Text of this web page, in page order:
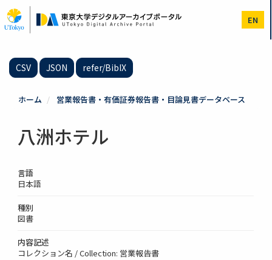
イ
ン
EN
CSV JSON refer/BibIX
ホーム 営業報告書・有価証券報告書・目論見書データベース
八洲ホテル
言語
日本語
種別
図書
内容記述
コレクション名 / Collection: 営業報告書